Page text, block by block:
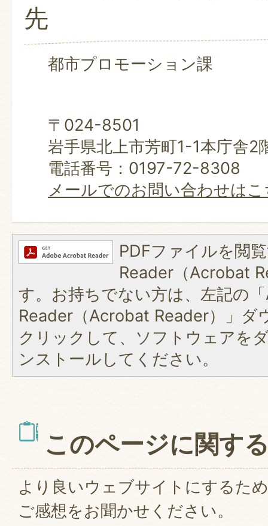
先
都市プロモーション課
〒024-8501
岩手県北上市芳町1-1本庁舎2
電話番号：0197-72-8308
メールでのお問い合わせは
PDFファイルを閲
Reader（Acrobat
す。お持ちでない方は、左記の
Reader（Acrobat Reader）」ダ
クリックして、ソフトウェアを
ンストールしてください。
このページに関す
より良いウェブサイトにするた
ご感想をお聞かせください。